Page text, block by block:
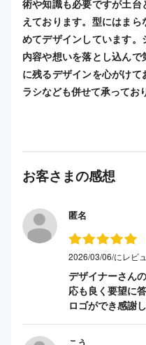
術や知識も必要ですが土
えております。型にはま
めてデザインしています
内容や想いを落とし込ん
に残るデザインを心がけ
ラシなども併せて承ってお
お客さまの感想
匿名
2026/03/06/にレビ
デザイナーさん
応も良く要望に
ロゴができ感謝
こう